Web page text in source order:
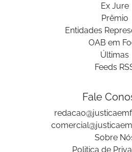
Ex Jure
Prêmio
Entidades
OAB em
Últimas
Feeds
Fale
Sobre
Politica de